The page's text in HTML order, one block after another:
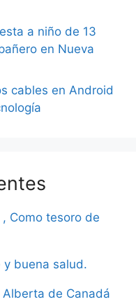
a niño de 13
en Nueva
cables en Android
Como tesoro de
y buena salud.
de Canadá